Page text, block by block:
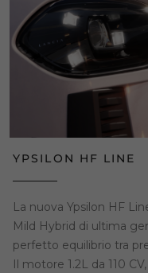
YPSILON HF LINE
La nuova Ypsilon HF
Mild Hybrid di ultima
perfetto equilibrio tra
Il motore 1.2L da 110